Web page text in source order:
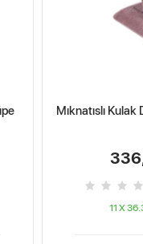
Mıknatıslı
11 X